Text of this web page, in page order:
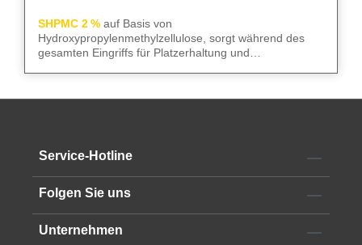
SHPMC 2 % auf Basis von
Hydroxypropylenmethylzellulose, sorgt während des
gesamten Eingriffs für Platzerhaltung und
hohe HPMC-Konzentration. Die 2‑ml-Luer-Lock-Spritze
Alle technischen Informationen finden Sie im
Service-Hotline
Folgen Sie uns
Unternehmen